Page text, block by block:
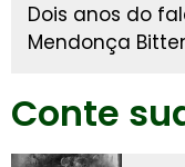
Dois anos do
Mendonça
Conte